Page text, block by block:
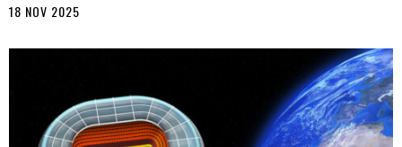
18 NOV 2025